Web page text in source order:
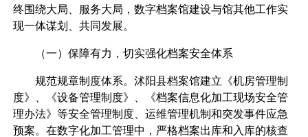
终围绕大局、服务大局，数字档案馆建设与馆其他工作实
现一体谋划、共同发展。
（一）保障有力，切实强化档案安全体系
规范规章制度体系。沭阳县档案馆建立《机房管理制
度》、《设备管理制度》、《档案信息化加工现场安全管
理办法》等安全管理制度、运维管理机制和突发事件应急
预案。在数字化加工管理中，严格档案出库和入库的核查